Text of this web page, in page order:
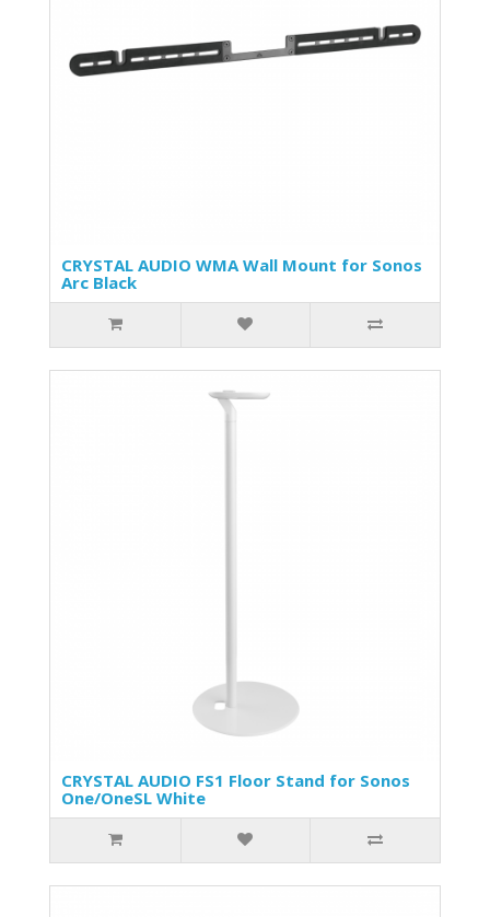
CRYSTAL AUDIO WMA Wall Mount for Sonos
Arc Black
CRYSTAL AUDIO FS1 Floor Stand for Sonos
One/OneSL White